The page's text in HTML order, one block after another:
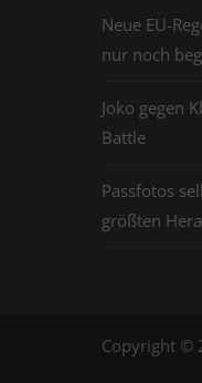
Neue EU-
nur noch
Joko gegen
Battle
Passfotos
größten
Copyright ©